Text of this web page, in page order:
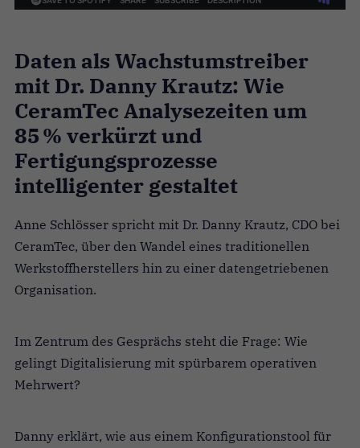
Daten als Wachstumstreiber
mit Dr. Danny Krautz: Wie
CeramTec Analysezeiten um
85 % verkürzt und
Fertigungsprozesse
intelligenter gestaltet
Anne Schlösser spricht mit Dr. Danny Krautz, CDO bei
CeramTec, über den Wandel eines traditionellen
Werkstoffherstellers hin zu einer datengetriebenen
Organisation.
Im Zentrum des Gesprächs steht die Frage: Wie
gelingt Digitalisierung mit spürbarem operativen
Mehrwert?
Danny erklärt, wie aus einem Konfigurationstool für